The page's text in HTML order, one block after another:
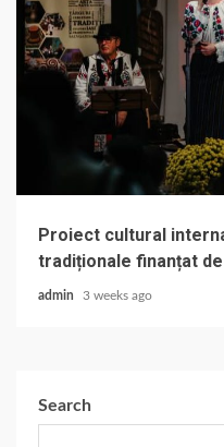
Proiect cultural
tradiționale finanțat
admin 3 weeks ago
Search